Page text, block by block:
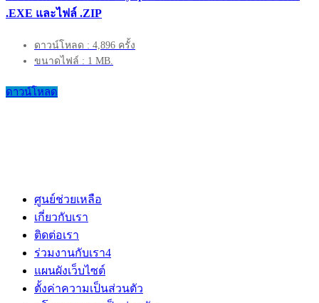
.EXE และไฟล์ .ZIP
ดาวน์โหลด : 4,896 ครั้ง
ขนาดไฟล์ : 1 MB.
ดาวน์โหลด
ศูนย์ช่วยเหลือ
เกี่ยวกับเรา
ติดต่อเรา
ร่วมงานกับเรา4
แผนผังเว็บไซต์
ตั้งค่าความเป็นส่วนตัว